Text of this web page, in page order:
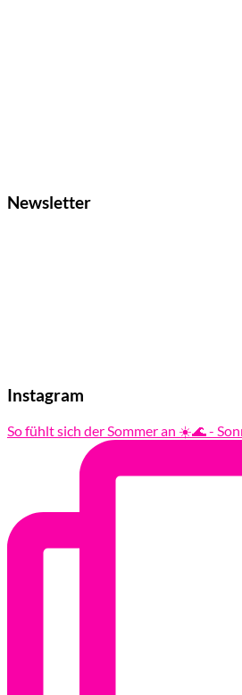
Newsletter
Instagram
So fühlt sich der Sommer an ☀️🌊 -